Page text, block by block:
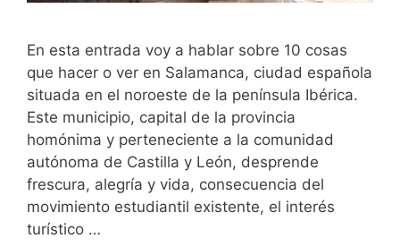
En esta entrada voy a hablar sobre 10 cosas
que hacer o ver en Salamanca, ciudad española
situada en el noroeste de la península Ibérica.
Este municipio, capital de la provincia
homónima y perteneciente a la comunidad
autónoma de Castilla y León, desprende
frescura, alegría y vida, consecuencia del
movimiento estudiantil existente, el interés
turístico …